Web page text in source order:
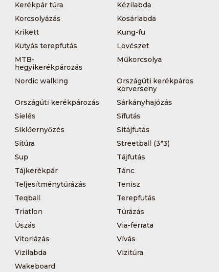
Kerékpár túra
Kézilabda
Korcsolyázás
Kosárlabda
Krikett
Kung-fu
Kutyás terepfutás
Lövészet
MTB-
hegyikerékpározás
Műkorcsolya
Nordic walking
Országúti kerékpáros
körverseny
Országúti kerékpározás
Sárkányhajózás
Síelés
Sífutás
Siklőernyőzés
Sítájfutás
Sítúra
Streetball (3*3)
Sup
Tájfutás
Tájkerékpár
Tánc
Teljesítménytúrázás
Tenisz
Teqball
Terepfutás
Triatlon
Túrázás
Úszás
Via-ferrata
Vitorlázás
Vívás
Vizilabda
Vizitúra
Wakeboard